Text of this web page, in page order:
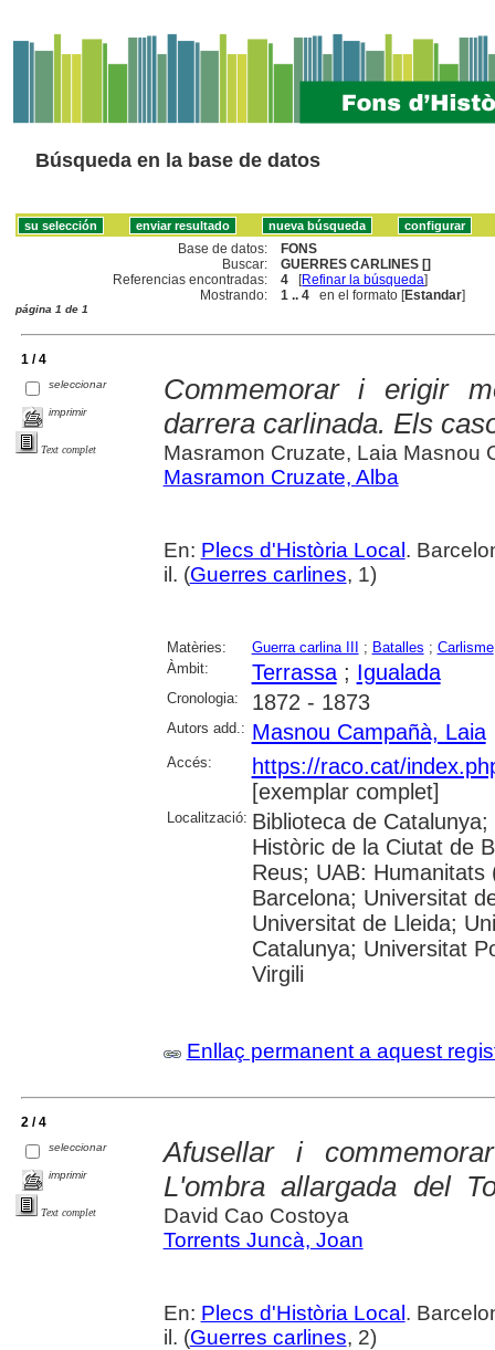
Búsqueda en la base de datos
Base de datos:
FONS
Buscar:
GUERRES CARLINES []
Referencias encontradas:
4 [Refinar la búsqueda]
Mostrando:
1 .. 4 en el formato [Estandar]
página 1 de 1
1 / 4
seleccionar
imprimir
Text complet
Commemorar i erigir
darrera carlinada. Els
Masramon Cruzate, Laia Masnou
Masramon Cruzate, Alba
En: Plecs d'Història Local .
il. (Guerres carlines, 1)
Matèries: Guerra carlina III ; Batalles ; Carlisme
Àmbit:
Terrassa; Igualada
Cronologia: 1872 - 1873
Autors add.: Masnou Campañà, Laia
Accés:
https://raco.cat/
[exemplar complet]
Localització: Biblioteca de
Històric de la Ciutat de
Reus; UAB:
Barcelona; Universitat
Universitat de Lleida;
Catalunya; Universitat
Virgili
Enllaç permanent a aquest
2 / 4
seleccionar
imprimir
Text complet
Afusellar i
L'ombra allargada del
David Cao Costoya
Torrents Juncà, Joan
En: Plecs d'Història Local .
il. (Guerres carlines, 2)